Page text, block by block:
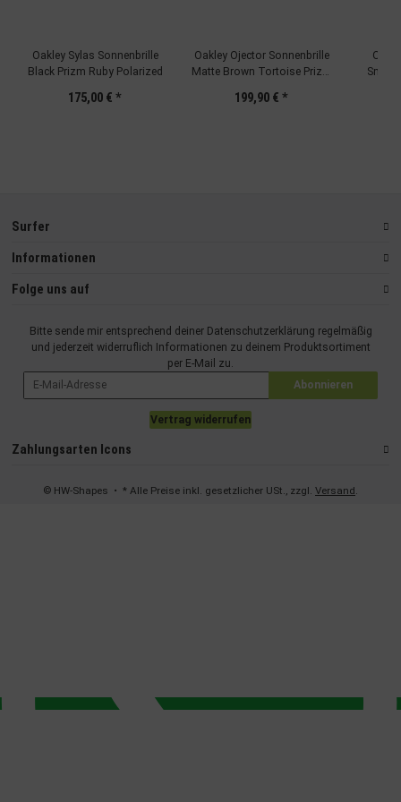
Oakley Sylas Sonnenbrille
Black Prizm Ruby Polarized
175,00 € *
Oakley Ojector Sonnenbrille
Matte Brown Tortoise Prizm
199,90 € *
Smart
Surfer
Informationen
Folge uns auf
Bitte sende mir entsprechend deiner Datenschutzerklärung regelmäßig
und jederzeit widerruflich Informationen zu deinem Produktsortiment
per E-Mail zu.
Abonnieren
Vertrag widerrufen
Zahlungsarten Icons
© HW-Shapes • * Alle Preise inkl. gesetzlicher USt., zzgl. Versand